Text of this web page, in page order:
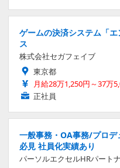
ゲームの決済システム「
ス
株式会社セガフェイブ
東京都
月給28万1,250円～37万
正社員
一般事務・OA事務/プロデ
必見 社員化実績あり
パーソルエクセルHRパート